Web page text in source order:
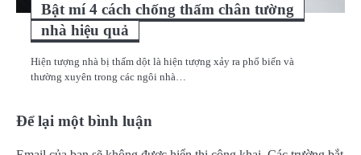
Bật mí 4 cách chống thấm chân tường
nhà hiệu quả
Hiện tượng nhà bị thấm dột là hiện tượng xảy ra phổ biến và
thường xuyên trong các ngôi nhà…
Để lại một bình luận